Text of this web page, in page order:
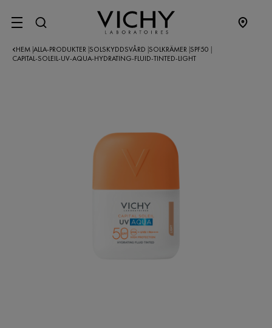
SITE MENU
HEM ALLA-PRODUKTER SOLSKYDDSVÅRD SOLKRÄMER SPF50
CAPITAL-SOLEIL-UV-AQUA-HYDRATING-FLUID-TINTED-LIGHT